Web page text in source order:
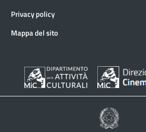
Privacy policy
Mappa del sito